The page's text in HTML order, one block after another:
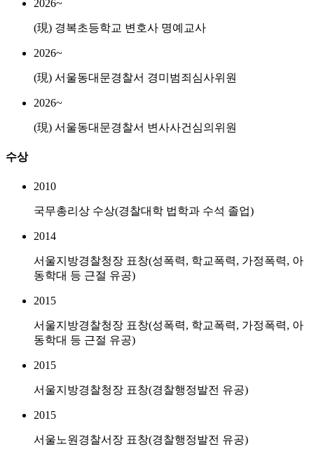
2026~
(現) 경복초등학교 변호사 명예교사
2026~
(現) 서울동대문경찰서 경미범죄심사위원
2026~
(現) 서울동대문경찰서 변사사건심의위원
수상
2010
국무총리상 수상(경찰대학 법학과 수석 졸업)
2014
서울지방경찰청장 표창(성폭력, 학교폭력, 가정폭력, 아
동학대 등 근절 유공)
2015
서울지방경찰청장 표창(성폭력, 학교폭력, 가정폭력, 아
동학대 등 근절 유공)
2015
서울지방경찰청장 표창(경찰행정발전 유공)
2015
서울노원경찰서장 표창(경찰행정발전 유공)